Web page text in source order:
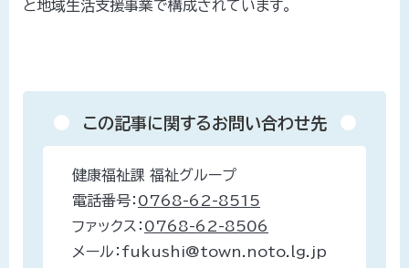
と地域生活支援事業で構成されています。
この記事に関するお問い合わせ先
健康福祉課 福祉グループ
電話番号： 0768-62-8515
ファックス： 0768-62-8506
メール：fukushi@town.noto.lg.jp